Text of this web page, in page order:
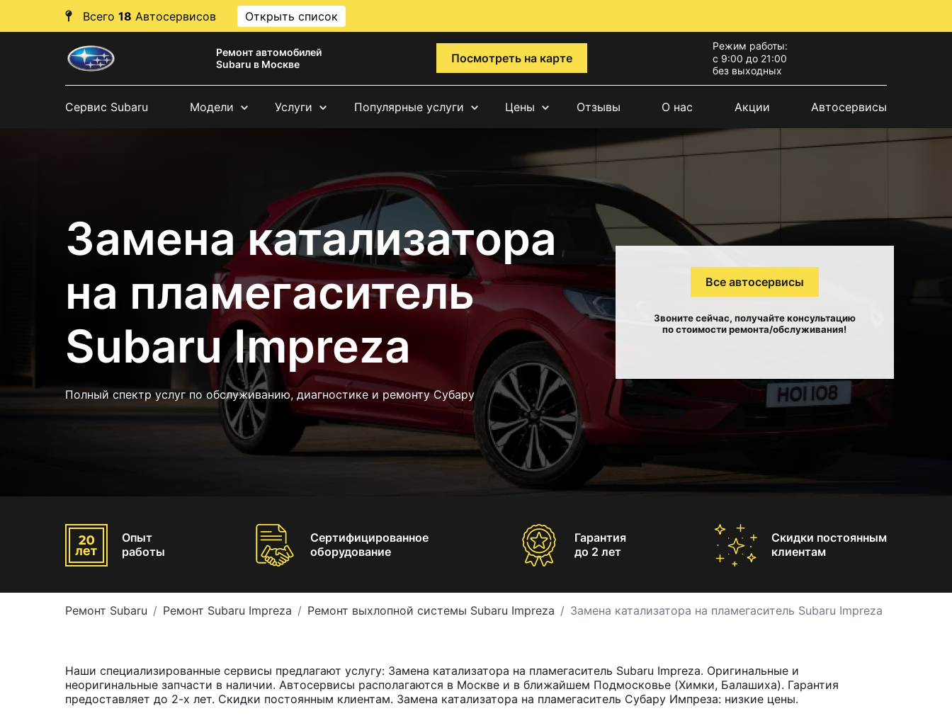
Всего 18 Автосервисов Открыть список
Ремонт автомобилей
Subaru в Москве
Посмотреть на карте
Режим работы:
с 9:00 до 21:00
без выходных
Сервис Subaru Модели Услуги Популярные услуги Цены Отзывы О нас Акции Автосервисы
Замена катализатора
на пламегаситель
Subaru Impreza
Полный спектр услуг по обслуживанию, диагностике и ремонту Субару
Все автосервисы
Звоните сейчас, получайте консультацию
по стоимости ремонта/обслуживания!
Опыт
работы
Сертифицированное
оборудование
Гарантия
до 2 лет
Скидки постоянным
клиентам
Ремонт Subaru Ремонт Subaru Impreza Ремонт выхлопной системы Subaru Impreza Замена катализатора на пламегаситель Subaru Impreza
Наши специализированные сервисы предлагают услугу: Замена катализатора на пламегаситель Subaru Impreza. Оригинальные и
неоригинальные запчасти в наличии. Автосервисы располагаются в Москве и в ближайшем Подмосковье (Химки, Балашиха). Гарантия
предоставляет до 2-х лет. Скидки постоянным клиентам. Замена катализатора на пламегаситель Субару Импреза: низкие цены.